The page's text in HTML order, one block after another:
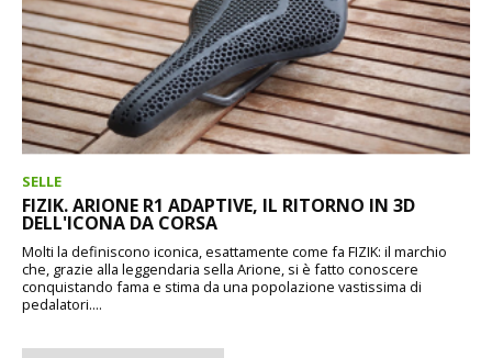
SELLE
FIZIK. ARIONE R1 ADAPTIVE, IL RITORNO IN 3D
DELL'ICONA DA CORSA
Molti la definiscono iconica, esattamente come fa FIZIK: il marchio
che, grazie alla leggendaria sella Arione, si è fatto conoscere
conquistando fama e stima da una popolazione vastissima di
pedalatori....